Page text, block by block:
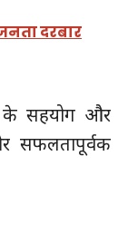
दरबार
के सहयोग और
सफलतापूर्वक